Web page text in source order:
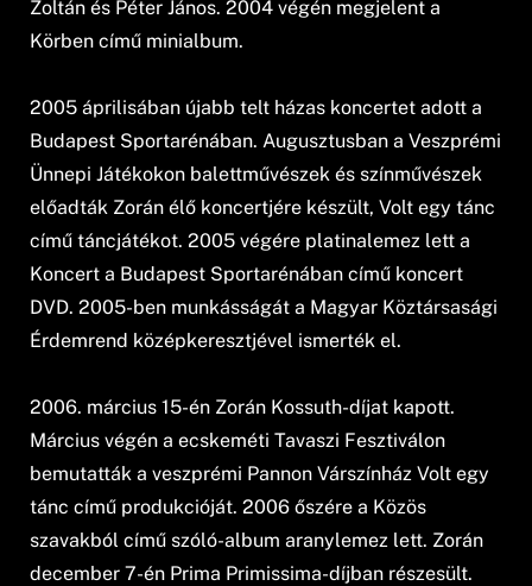
Zoltán és Péter János. 2004 végén megjelent a
Körben című minialbum.
2005 áprilisában újabb telt házas koncertet adott a
Budapest Sportarénában. Augusztusban a Veszprémi
Ünnepi Játékokon balettművészek és színművészek
előadták Zorán élő koncertjére készült, Volt egy tánc
című táncjátékot. 2005 végére platinalemez lett a
Koncert a Budapest Sportarénában című koncert
DVD. 2005-ben munkásságát a Magyar Köztársasági
Érdemrend középkeresztjével ismerték el.
2006. március 15-én Zorán Kossuth-díjat kapott.
Március végén a ecskeméti Tavaszi Fesztiválon
bemutatták a veszprémi Pannon Várszínház Volt egy
tánc című produkcióját. 2006 őszére a Közös
szavakból című szóló-album aranylemez lett. Zorán
december 7-én Prima Primissima-díjban részesült.